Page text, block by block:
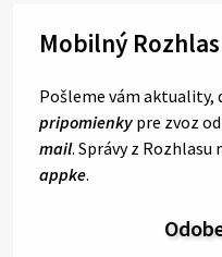
Mobilný Rozhlas
Pošleme vám aktuality,
pripomienky pre zvoz
mail. Správy z
appke.